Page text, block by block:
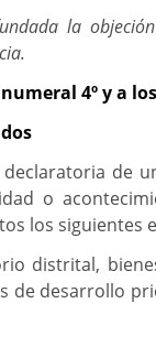
la
4º y a
declaratoria de
o
los siguientes
distrital,
de desarrollo